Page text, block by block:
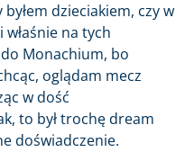
dzieciakiem, czy w
właśnie na tych
Monachium, bo
oglądam mecz
w dość
to był trochę dream
doświadczenie.